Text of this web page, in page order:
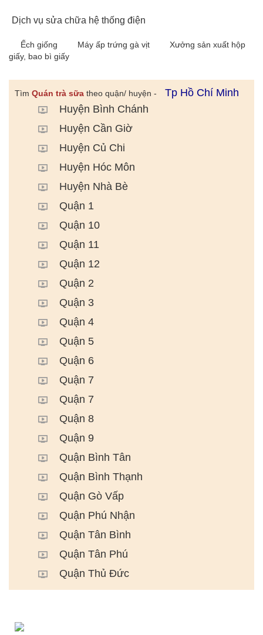
Dịch vụ sửa chữa hệ thống điện
Ếch giống Máy ấp trứng gà vịt
Xưởng sản xuất hộp
giấy, bao bì giấy
Tìm Quán trà sữa theo quận/ huyện -
Tp Hồ Chí Minh
Huyện Bình Chánh
Huyện Cần Giờ
Huyện Củ Chi
Huyện Hóc Môn
Huyện Nhà Bè
Quận 1
Quận 10
Quận 11
Quận 12
Quận 2
Quận 3
Quận 4
Quận 5
Quận 6
Quận 7
Quận 7
Quận 8
Quận 9
Quận Bình Tân
Quận Bình Thạnh
Quận Gò Vấp
Quận Phú Nhận
Quận Tân Bình
Quận Tân Phú
Quận Thủ Đức